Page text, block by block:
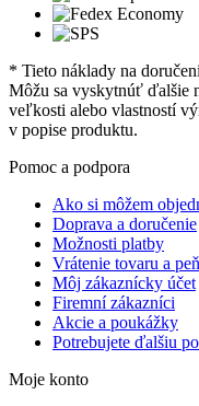
* Tieto náklady na
Môžu sa vyskytnúť ďalšie
veľkosti alebo vlastností
v popise produktu.
Pomoc a podpora
Ako si môžem
Doprava a doručenie
Možnosti platby
Vrátenie tovaru a
Môj zákaznícky účet
Firemní zákazníci
Akcie a poukážky
Potrebujete ďalšiu
Moje konto